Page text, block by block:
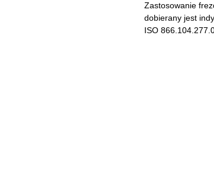
Zastosowanie
dobierany jest
ISO